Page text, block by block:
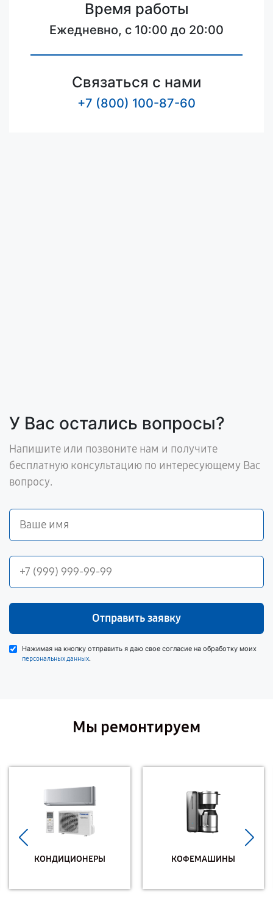
Время работы
Ежедневно, с 10:00 до 20:00
Связаться с нами
+7 (800) 100-87-60
У Вас остались вопросы?
Напишите или позвоните нам и получите
бесплатную консультацию по интересующему Вас
вопросу.
Отправить заявку
Нажимая на кнопку отправить я даю свое согласие на обработку моих
персональных данных.
Мы ремонтируем
КОНДИЦИОНЕРЫ КОФЕМАШИНЫ